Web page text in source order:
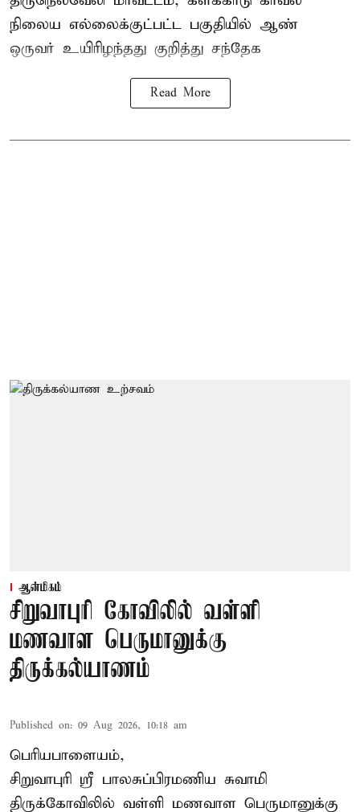
நிலைய எல்லைக்குட்பட்ட பகுதியில் ஆண்
ஒருவர் உயிரிழந்தது குறித்து சந்தேக
Read More
ஆன்மிகம்
சிறுவாபுரி கோவிலில் வள்ளி
மணவாள பெருமானுக்கு
திருக்கல்யாணம்
Published on: 09 Aug 2026, 10:18 am
பெரியபாளையம்,
சிறுவாபுரி ஸ்ரீ பாலசுப்பிரமணிய சுவாமி
திருக்கோவிலில் வள்ளி மணவாள பெருமானுக்கு